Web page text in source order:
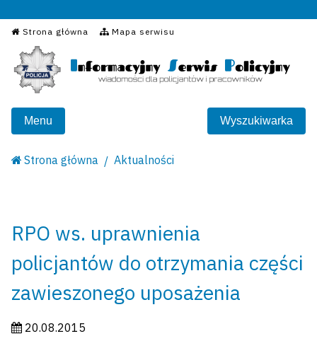
Strona główna Mapa serwisu
Informacyjny Serwis
Menu Wyszukiwarka
Strona główna Aktualności
RPO ws. uprawnienia
policjantów do otrzymania części
zawieszonego uposażenia
Data publikacji:
20.08.2015